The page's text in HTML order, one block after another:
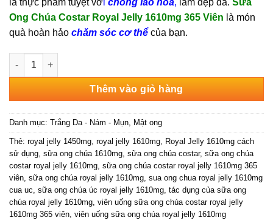
Ong Chúa Costar Royal Jelly 1610mg 365 Viên là món
quà hoàn hảo chăm sóc cơ thể của bạn.
Viên Uống Sữa Ong Chúa Costar Royal Jelly 1610mg 365
Thêm vào giỏ hàng
Danh mục: Trắng Da - Nám - Mụn, Mật ong
Thẻ: royal jelly 1450mg, royal jelly 1610mg, Royal Jelly 1610mg cách
sử dụng, sữa ong chúa 1610mg, sữa ong chúa costar, sữa ong chúa
costar royal jelly 1610mg, sữa ong chúa costar royal jelly 1610mg 365
viên, sữa ong chúa royal jelly 1610mg, sua ong chua royal jelly 1610mg
cua uc, sữa ong chúa úc royal jelly 1610mg, tác dụng của sữa ong
chúa royal jelly 1610mg, viên uống sữa ong chúa costar royal jelly
1610mg 365 viên, viên uống sữa ong chúa royal jelly 1610mg